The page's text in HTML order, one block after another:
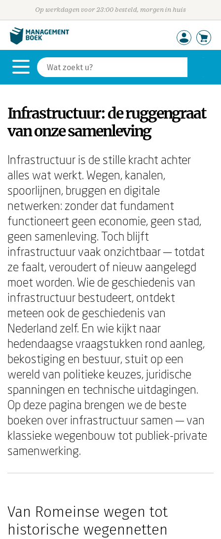
Op werkdagen voor 23:00 besteld, morgen in huis
Infrastructuur: de ruggengraat
van onze samenleving
Infrastructuur is de stille kracht achter
alles wat werkt. Wegen, kanalen,
spoorlijnen, bruggen en digitale
netwerken: zonder dat fundament
functioneert geen economie, geen stad,
geen samenleving. Toch blijft
infrastructuur vaak onzichtbaar — totdat
ze faalt, veroudert of nieuw aangelegd
moet worden. Wie de geschiedenis van
infrastructuur bestudeert, ontdekt
meteen ook de geschiedenis van
Nederland zelf. En wie kijkt naar
hedendaagse vraagstukken rond aanleg,
bekostiging en bestuur, stuit op een
wereld van politieke keuzes, juridische
spanningen en technische uitdagingen.
Op deze pagina brengen we de beste
boeken over infrastructuur samen — van
klassieke wegenbouw tot publiek-private
samenwerking.
Van Romeinse wegen tot
historische wegennetten